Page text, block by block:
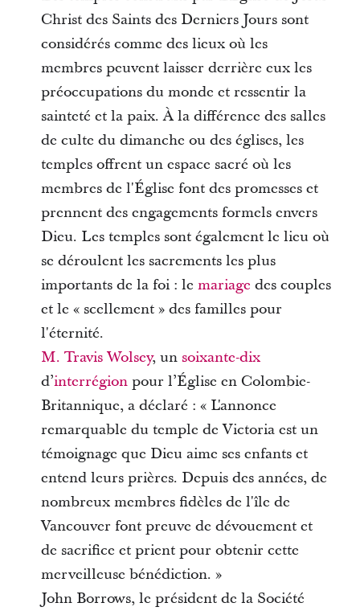
Christ des Saints des Derniers Jours sont
considérés comme des lieux où les
membres peuvent laisser derrière eux les
préoccupations du monde et ressentir la
sainteté et la paix. À la différence des salles
de culte du dimanche ou des églises, les
temples offrent un espace sacré où les
membres de l'Église font des promesses et
prennent des engagements formels envers
Dieu. Les temples sont également le lieu où
se déroulent les sacrements les plus
importants de la foi : le mariage des couples
et le « scellement » des familles pour
l'éternité.
M. Travis Wolsey, un soixante-dix
d’interrégionpour l’Église en Colombie-
Britannique, a déclaré : « L'annonce
remarquable du temple de Victoria est un
témoignage que Dieu aime ses enfants et
entend leurs prières. Depuis des années, de
nombreux membres fidèles de l'île de
Vancouver font preuve de dévouement et
de sacrifice et prient pour obtenir cette
merveilleuse bénédiction. »
John Borrows, le président de la Société